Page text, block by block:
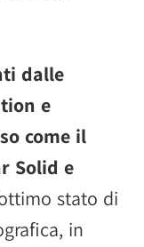
dalle
e
come il
Solid e
stato di
in